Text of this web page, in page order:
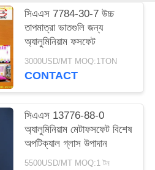
সিএএস 7784-30-7 উচ্চ
তাপমাত্রা ভাতগুলি জন্য
অ্যালুমিনিয়াম ফসফেট
3000USD/MT MOQ:1TON
CONTACT
সিএএস 13776-88-0
অ্যালুমিনিয়াম মেটাফসফেট বিশেষ
অপটিক্যাল গ্লাস উপাদান
5500USD/MT MOQ:1 টন